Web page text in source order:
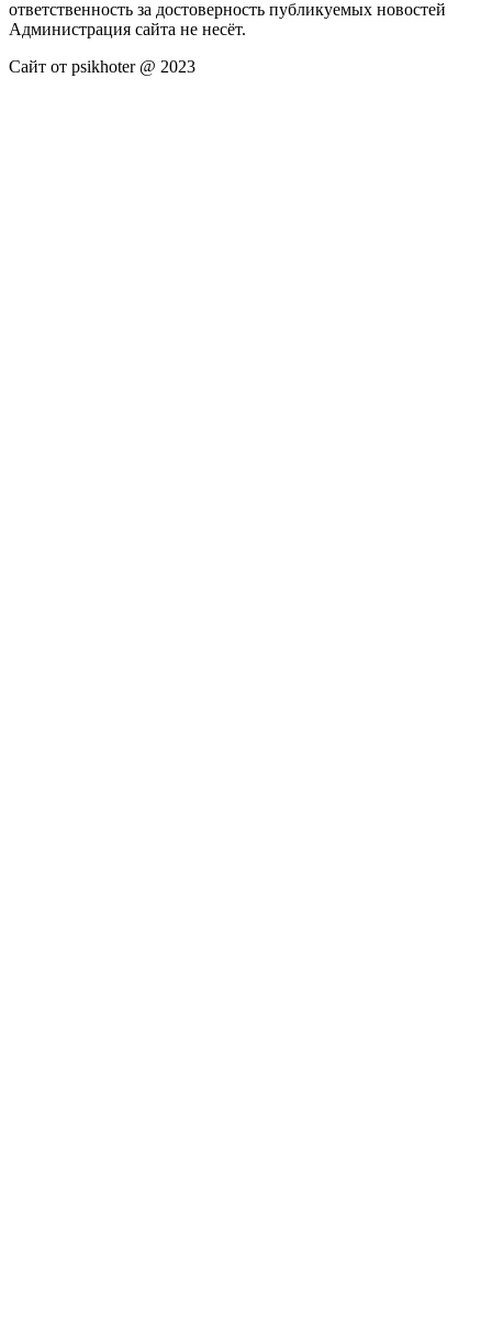
ответственность за достоверность публикуемых новостей
Администрация сайта не несёт.
Сайт от psikhoter @ 2023